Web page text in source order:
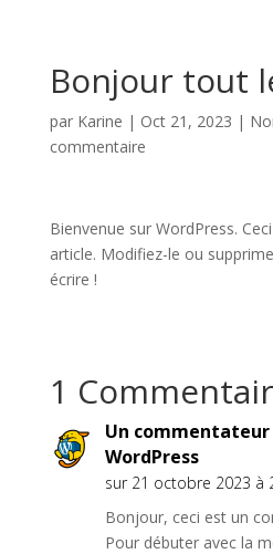
Bonjour tout
par Karine | Oct 21, 2023 |
commentaire
Bienvenue sur WordPress.
article. Modifiez-le ou
écrire !
1
Un
WordPress
sur 21 octobre 2023 à
Bonjour, ceci est un
Pour débuter avec la